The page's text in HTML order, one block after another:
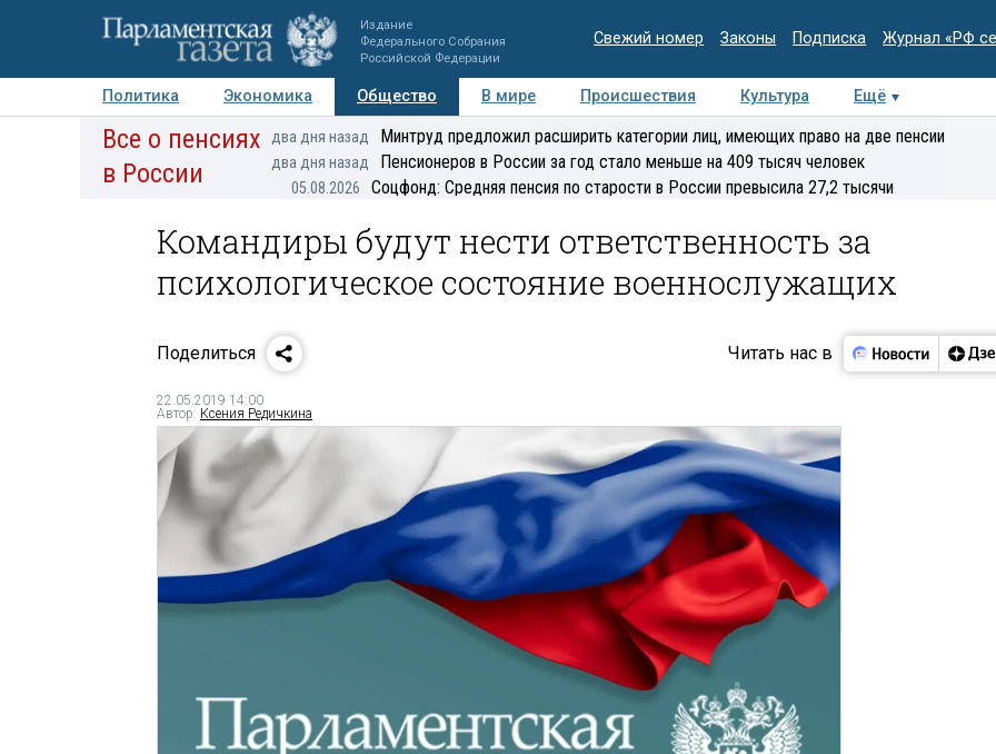
Издание
Федерального Собрания
Российской Федерации
Свежий номер Законы Подписка Журнал «РФ
Политика Экономика Общество В мире Происшествия Культура
Ещё
Авторы Персоны Мнения Регионы Медиацентр Интервью Колумнисты
Все о пенсиях
в России
два дня назад Минтруд предложил расширить категории лиц, имеющих право на две пенсии
два дня назад Пенсионеров в России за год стало меньше на 409 тысяч человек
05.08.2026 Соцфонд: Средняя пенсия по старости в России превысила 27,2 тысячи
Командиры будут нести ответственность за
психологическое состояние военнослужащих
Поделиться Читать нас в
22.05.2019 14:00
Автор: Ксения Редичкина